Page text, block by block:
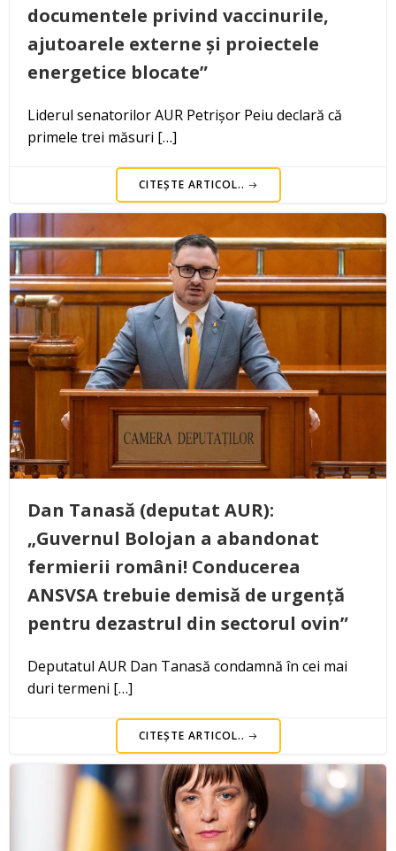
documentele privind vaccinurile,
ajutoarele externe și proiectele
energetice blocate”
Liderul senatorilor AUR Petrișor Peiu declară că
primele trei măsuri […]
CITEȘTE ARTICOL..
Dan Tanasă (deputat AUR):
„Guvernul Bolojan a abandonat
fermierii români! Conducerea
ANSVSA trebuie demisă de urgență
pentru dezastrul din sectorul ovin”
Deputatul AUR Dan Tanasă condamnă în cei mai
duri termeni […]
CITEȘTE ARTICOL..